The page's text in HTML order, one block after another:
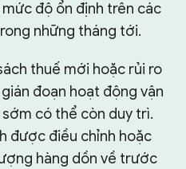
độ ổn định trên các
những tháng tới.
thuế mới hoặc rủi ro
đoạn hoạt động vận
có thể còn duy trì.
được điều chỉnh hoặc
hàng dồn về trước